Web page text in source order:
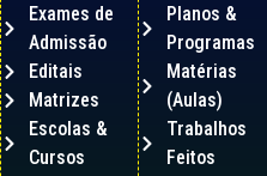
Exames de
Admissão
Editais
Matrizes
Escolas &
Cursos
Planos &
Programas
Matérias
(Aulas)
Trabalhos
Feitos